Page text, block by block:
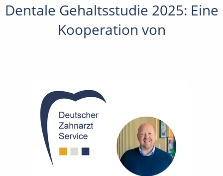
Dentale Gehaltsstudie 2025: Eine
Kooperation von